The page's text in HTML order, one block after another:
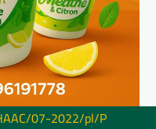
07-2022/pl/P